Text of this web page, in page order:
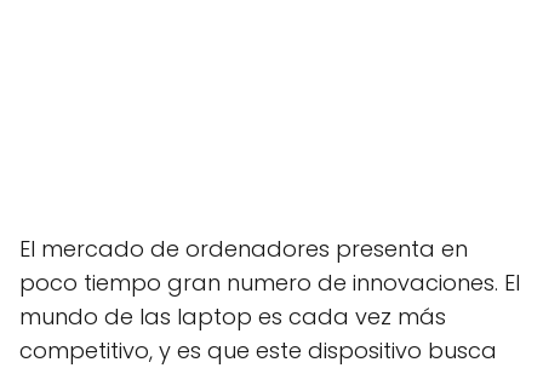
El mercado de ordenadores presenta en
poco tiempo gran numero de innovaciones. El
mundo de las laptop es cada vez más
competitivo, y es que este dispositivo busca